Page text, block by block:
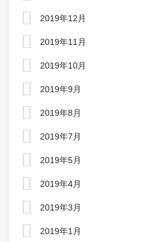
2019年12月
2019年11月
2019年10月
2019年9月
2019年8月
2019年7月
2019年5月
2019年4月
2019年3月
2019年1月